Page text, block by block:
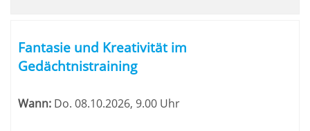
Fantasie und Kreativität im
Gedächtnistraining
Wann: Do. 08.10.2026, 9.00 Uhr